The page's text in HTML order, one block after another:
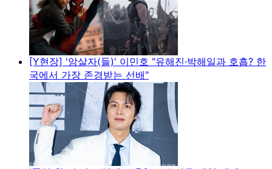
[Y현장] '암살자(들)' 이민호 "유해진·박해일과 호흡? 한
국에서 가장 존경받는 선배"